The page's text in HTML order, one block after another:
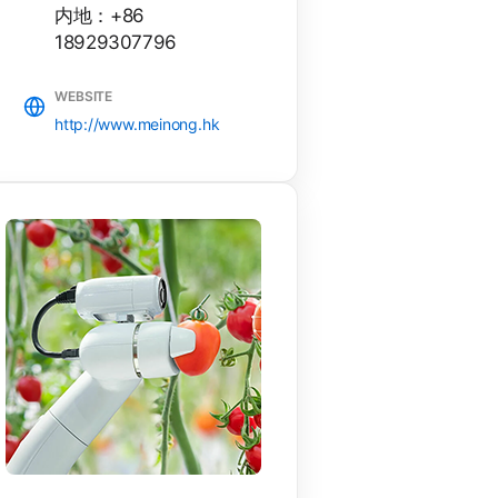
内地：+86
18929307796
WEBSITE
http://www.meinong.hk